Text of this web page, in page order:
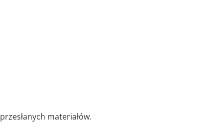
materiałów.